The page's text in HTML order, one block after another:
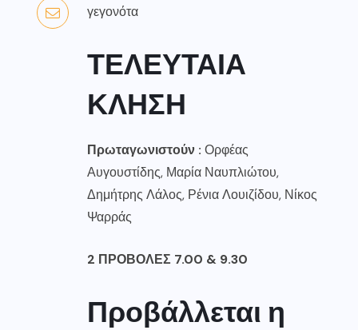
γεγονότα
ΤΕΛΕΥΤΑΙΑ
ΚΛΗΣΗ
Πρωταγωνιστούν : Ορφέας
Αυγουστίδης, Μαρία Ναυπλιώτου,
Δημήτρης Λάλος, Ρένια Λουιζίδου, Νίκος
Ψαρράς
2 ΠΡΟΒΟΛΕΣ 7.00 & 9.30
Προβάλλεται η